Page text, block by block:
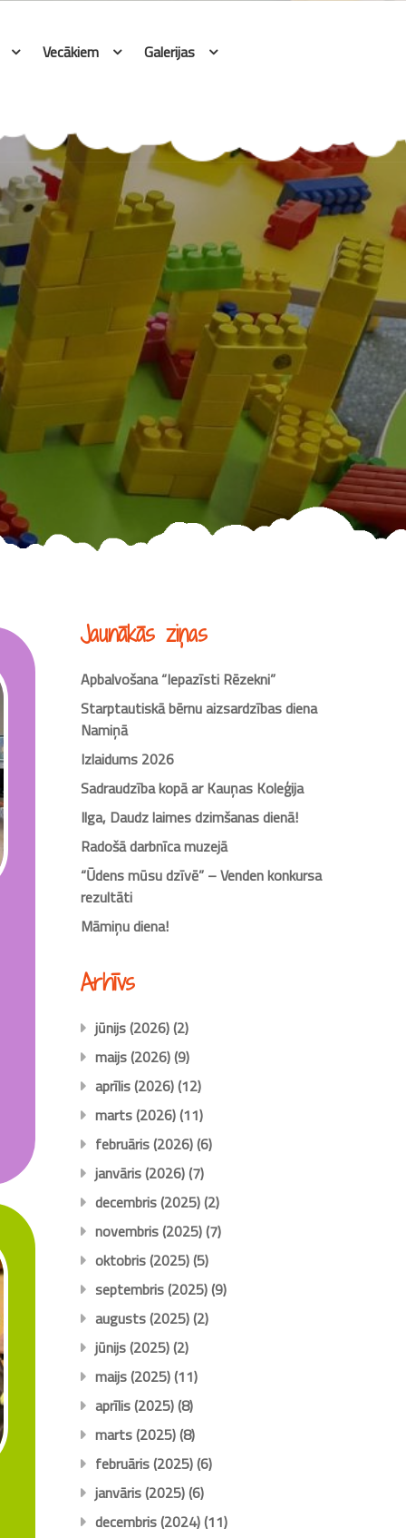
Vecākiem Galerijas
Jaunākās ziņas
Apbalvošana “Iepazīsti Rēzekni”
Starptautiskā bērnu aizsardzības diena
Namiņā
Izlaidums 2026
Sadraudzība kopā ar Kauņas Koleģija
Ilga, Daudz laimes dzimšanas dienā!
Radošā darbnīca muzejā
“Ūdens mūsu dzīvē” – Venden konkursa
rezultāti
Māmiņu diena!
Arhīvs
jūnijs (2026)(2)
maijs (2026)(9)
aprīlis (2026)(12)
marts (2026)(11)
februāris (2026)(6)
janvāris (2026)(7)
decembris (2025)(2)
novembris (2025)(7)
oktobris (2025)(5)
septembris (2025)(9)
augusts (2025)(2)
jūnijs (2025)(2)
maijs (2025)(11)
aprīlis (2025)(8)
marts (2025)(8)
februāris (2025)(6)
janvāris (2025)(6)
decembris (2024)(11)